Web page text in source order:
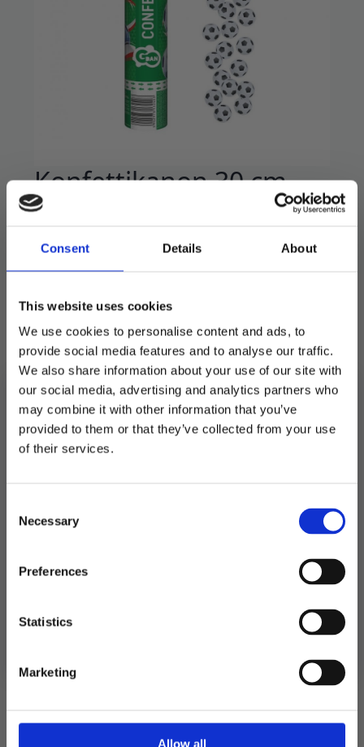
Consent Details About
This website uses cookies
We use cookies to personalise content and ads, to
provide social media features and to analyse our traffic.
We also share information about your use of our site with
our social media, advertising and analytics partners who
may combine it with other information that you’ve
provided to them or that they’ve collected from your use
of their services.
Selection
Necessary
Preferences
Statistics
Marketing
Allow all
Konfettikanon 30 cm –
Fotball
49kr
fotballkonfetti!
På lager
Konfettikanon
30
cm
Fotball
antall
LEGG I HANDLEKURV
Produktnummer:
Kategorier: Konfettikanoner ,Spill og aktiviteter
Stikkord: Barnebursdag
Relaterte produkter